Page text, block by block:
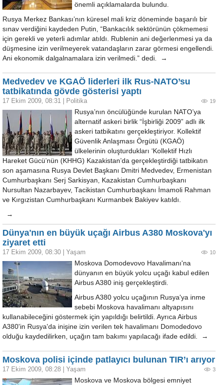
önemli açıklamalarda bulundu.
Rusya Merkez Bankası’nın küresel mali kriz döneminde başarılı bir
sınav verdiğini kaydeden Putin, “Bankacılık sektörünün çökmemesi
için gerekli ve yeterli adımlar atıldı. Rublenin ani değerlenmesi ya da
düşmesine izin verilmeyerek vatandaşların zarar görmesi engellendi.
Ani ekonomik dalgalnamalara izin verilmedi.” dedi. →
Medvedev ve KGAÖ liderleri ilk Rus-NATO’su
tatbikatında gövde gösterisi yaptı
17 Ekim 2009, 08:31 Politika 19
Rusya’nın öncülüğünde kurulan NATO’ya
alternatif askeri birlik “İşbirliği 2009” adlı ilk
askeri tatbikatını gerçekleştiriyor. Kollektif
Güvenlik Anlaşması Örgütü (KGAÖ)
ülkelerinin oluşturdukları ‘Kollektif Hızlı
Hareket Gücü’nün (KHHG) Kazakistan’da gerçekleştirdiği tatbikatın
son aşamasına Rusya Devlet Başkanı Dmitri Medvedev, Ermenistan
Cumhurbaşkanı Serj Sarkisyan, Kazakistan Cumhurbaşkanı
Nursultan Nazarbayev, Tacikistan Cumhurbaşkanı İmamoli Rahman
ve Kırgızistan Cumhurbaşkanı Kurmanbek Bakiyev katıldı.
→
Dünya'nın en büyük uçağı Airbus A380 Moskova'yı
ziyaret etti
17 Ekim 2009, 08:30 Yaşam 10
Moskova Domodevovo Havalimanı'na
dünyanın en büyük yolcu uçağı kabul edilen
Airbus A380 iniş gerçekleştirdi.
Airbus A380 yolcu uçağının Rusya'ya inme
sebebi Moskova havalimanı altyapısını
kullanabileceğini göstermek için yapıldığı belirtildi. Ayrıca Airbus
A380'in Rusya'da inişine izin verilen tek havalimanı Domodedovo
olduğu kaydedilirken, uçağın tam bakımı yapılacağı ifade edildi. →
Moskova polisi içinde patlayıcı bulunan TIR’ı arıyor
17 Ekim 2009, 08:28 Yaşam 3
Moskova ve Moskova bölgesi emniyet